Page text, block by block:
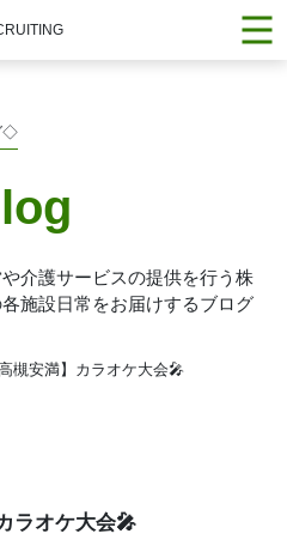
◇
介護サービスの提供を行う株
施設日常をお届けするブログ
槻安満】カラオケ大会🎤
ラオケ大会🎤